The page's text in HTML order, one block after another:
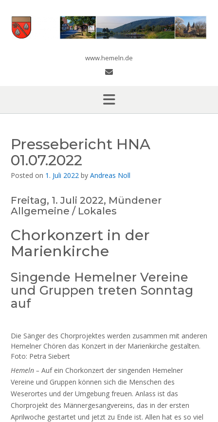
content
www.hemeln.de
Pressebericht HNA
01.07.2022
Posted on 1. Juli 2022 by Andreas Noll
Freitag, 1. Juli 2022, Mündener
Allgemeine / Lokales
Chorkonzert in der
Marienkirche
Singende Hemelner Vereine
und Gruppen treten Sonntag
auf
Die Sänger des Chorprojektes werden zusammen mit anderen
Hemelner Chören das Konzert in der Marienkirche gestalten.
Foto: Petra Siebert
Hemeln – Auf ein Chorkonzert der singenden Hemelner
Vereine und Gruppen können sich die Menschen des
Weserortes und der Umgebung freuen. Anlass ist das
Chorprojekt des Männergesangvereins, das in der ersten
Aprilwoche gestartet und jetzt zu Ende ist. Allen hat es so viel